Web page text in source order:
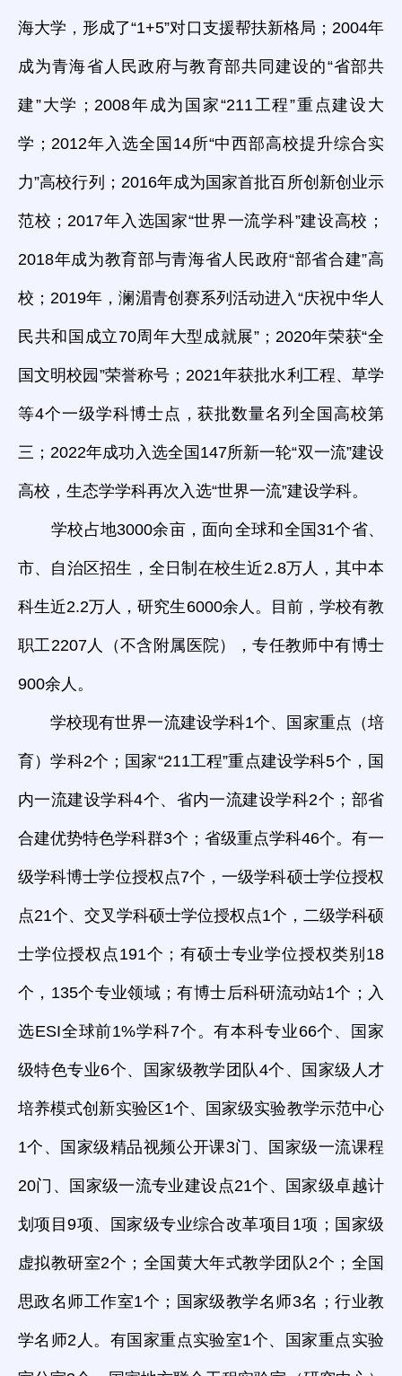
海大学，形成了“1+5”对口支援帮扶新格局；2004年
成为青海省人民政府与教育部共同建设的“省部共
建”大学；2008年成为国家“211工程”重点建设大
学；2012年入选全国14所“中西部高校提升综合实
力”高校行列；2016年成为国家首批百所创新创业示
范校；2017年入选国家“世界一流学科”建设高校；
2018年成为教育部与青海省人民政府“部省合建”高
校；2019年，澜湄青创赛系列活动进入“庆祝中华人
民共和国成立70周年大型成就展”；2020年荣获“全
国文明校园”荣誉称号；2021年获批水利工程、草学
等4个一级学科博士点，获批数量名列全国高校第
三；2022年成功入选全国147所新一轮“双一流”建设
高校，生态学学科再次入选“世界一流”建设学科。
学校占地3000余亩，面向全球和全国31个省、
市、自治区招生，全日制在校生近2.8万人，其中本
科生近2.2万人，研究生6000余人。目前，学校有教
职工2207人（不含附属医院），专任教师中有博士
900余人。
学校现有世界一流建设学科1个、国家重点（培
育）学科2个；国家“211工程”重点建设学科5个，国
内一流建设学科4个、省内一流建设学科2个；部省
合建优势特色学科群3个；省级重点学科46个。有一
级学科博士学位授权点7个，一级学科硕士学位授权
点21个、交叉学科硕士学位授权点1个，二级学科硕
士学位授权点191个；有硕士专业学位授权类别18
个，135个专业领域；有博士后科研流动站1个；入
选ESI全球前1%学科7个。有本科专业66个、国家
级特色专业6个、国家级教学团队4个、国家级人才
培养模式创新实验区1个、国家级实验教学示范中心
1个、国家级精品视频公开课3门、国家级一流课程
20门、国家级一流专业建设点21个、国家级卓越计
划项目9项、国家级专业综合改革项目1项；国家级
虚拟教研室2个；全国黄大年式教学团队2个；全国
思政名师工作室1个；国家级教学名师3名；行业教
学名师2人。有国家重点实验室1个、国家重点实验